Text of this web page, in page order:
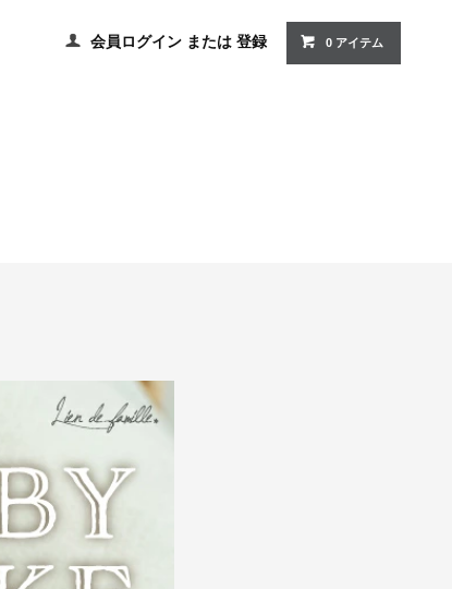
会員ログイン または登録 0 アイテム